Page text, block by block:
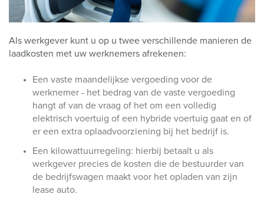
Als werkgever kunt u op u twee verschillende manieren de
laadkosten met uw werknemers afrekenen:
Een vaste maandelijkse vergoeding voor de
werknemer - het bedrag van de vaste vergoeding
hangt af van de vraag of het om een volledig
elektrisch voertuig of een hybride voertuig gaat en of
er een extra oplaadvoorziening bij het bedrijf is.
Een kilowattuurregeling: hierbij betaalt u als
werkgever precies de kosten die de bestuurder van
de bedrijfswagen maakt voor het opladen van zijn
lease auto.